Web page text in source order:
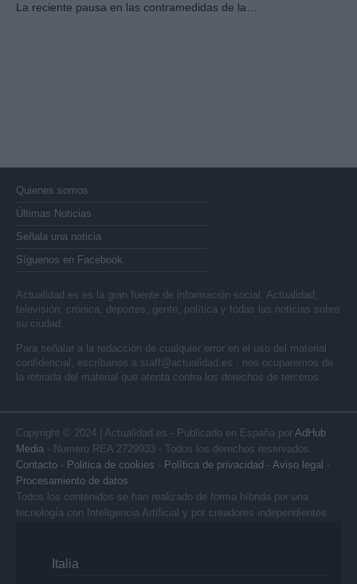
La reciente pausa en las contramedidas de la…
Quienes somos
Últimas Noticias
Señala una noticia
Síguenos en Facebook
Actualidad.es es la gran fuente de información social. Actualidad,
televisión, crónica, deportes, gente, política y todas las noticias sobre
su ciudad.
Para señalar a la redacción de cualquier error en el uso del material
confidencial, escríbanos a staff@actualidad.es : nos ocuparemos de
la retirada del material que atenta contra los derechos de terceros.
Copyright © 2024 | Actualidad.es - Publicado en España por AdHub
Media - Numero REA 2729933 - Todos los derechos reservados.
Contacto - Politica de cookies - Política de privacidad - Aviso legal -
Procesamiento de datos
Todos los contenidos se han realizado de forma híbrida por una
tecnología con Inteligencia Artificial y por creadores independientes
Italia